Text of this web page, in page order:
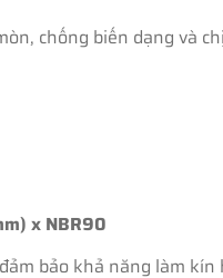
chống biến dạng và
x NBR90
bảo khả năng làm